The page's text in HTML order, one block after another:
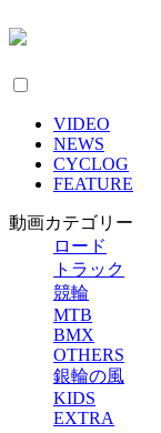
VIDEO
NEWS
CYCLOG
FEATURE
動画カテゴリー
ロード
トラック
競輪
MTB
BMX
OTHERS
銀輪の風
KIDS
EXTRA